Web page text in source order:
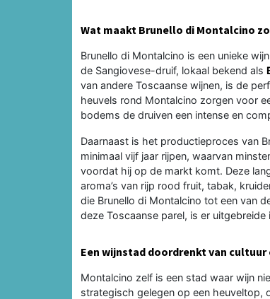
Wat maakt Brunello di Montalcino
Brunello di Montalcino is een unieke
de Sangiovese-druif, lokaal bekend als
van andere Toscaanse wijnen, is de
heuvels rond Montalcino zorgen voor
bodems de druiven een intense en
Daarnaast is het productieproces van
minimaal vijf jaar rijpen, waarvan
voordat hij op de markt komt. Deze
aroma’s van rijp rood fruit, tabak,
die Brunello di Montalcino tot een van
deze Toscaanse parel, is er
Een wijnstad doordrenkt van
Montalcino zelf is een stad waar wijn
strategisch gelegen op een heuveltop,